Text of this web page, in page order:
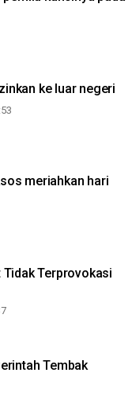
ke luar negeri
meriahkan hari
Tidak Terprovokasi
Tembak